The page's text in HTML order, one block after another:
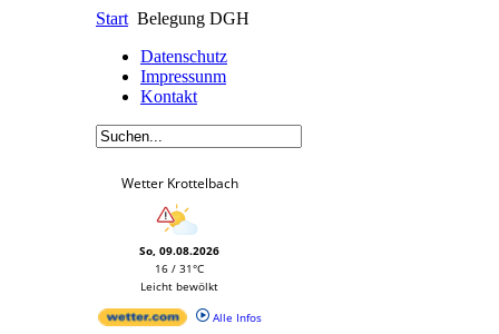
Start Belegung DGH
Datenschutz
Impressunm
Kontakt
Wetter Krottelbach
So, 09.08.2026
16 / 31°C
Leicht bewölkt
Alle Infos